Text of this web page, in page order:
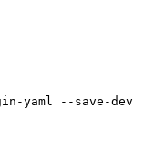
yaml --save-dev